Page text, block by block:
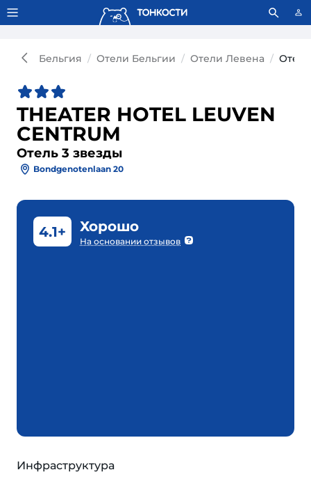
Тонкости используют сookie-файлы. Что это значит?
Бельгия Отели Бельгии Отели Левена Отель
THEATER HOTEL LEUVEN
CENTRUM
Отель 3 звезды
Bondgenotenlaan 20
4.1+ Хорошо
На основании отзывов
Инфраструктура